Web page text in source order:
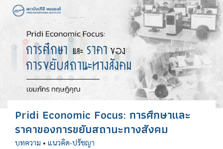
Pridi Economic Focus: การศึกษาและ
ราคาของการขยับสถานะทางสังคม
บทความ • แนวคิด-ปรัชญา